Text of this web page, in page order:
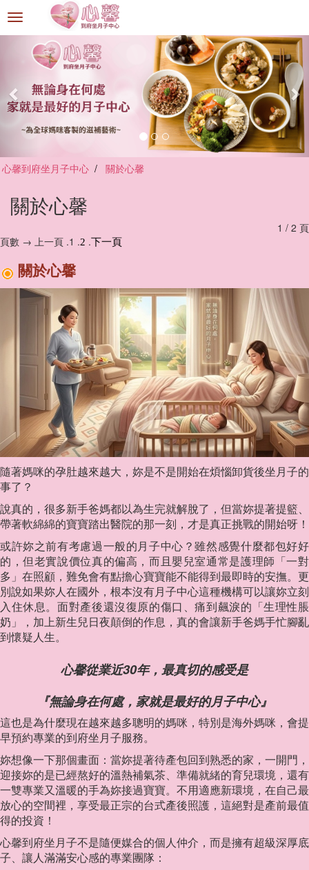
選
單
心馨到府坐月子中心 關於心馨
關於心馨
1 / 2 頁
頁數 → 上一頁 .1 .2 .下一頁
關於心馨
隨著媽咪的孕肚越來越大，妳是不是開始在煩惱卸貨後坐月子的
事了？
說真的，很多新手爸媽都以為生完就解脫了，但當妳提著提籃、
帶著軟綿綿的寶寶踏出醫院的那一刻，才是真正挑戰的開始呀！
或許妳之前有考慮過一般的月子中心？雖然感覺什麼都包好好
的，但老實說價位真的偏高，而且嬰兒室通常是護理師「一對
多」在照顧，難免會有點擔心寶寶能不能得到最即時的安撫。更
別說如果妳人在國外，根本沒有月子中心這種機構可以讓妳立刻
入住休息。面對產後還沒復原的傷口、痛到飆淚的「生理性脹
奶」，加上新生兒日夜顛倒的作息，真的會讓新手爸媽手忙腳亂
到懷疑人生。
心馨從業近30年，最真切的感受是
『無論身在何處，家就是最好的月子中心』
這也是為什麼現在越來越多聰明的媽咪，特別是海外媽咪，會提
早預約專業的到府坐月子服務。
妳想像一下那個畫面：當妳提著待產包回到熟悉的家，一開門，
迎接妳的是已經熬好的溫熱補氣茶、準備就緒的育兒環境，還有
一雙專業又溫暖的手為妳接過寶寶。不用適應新環境，在自己最
放心的空間裡，享受最正宗的台式產後照護，這絕對是產前最值
得的投資！
心馨到府坐月子不是隨便媒合的個人仲介，而是擁有超級深厚底
子、讓人滿滿安心感的專業團隊：